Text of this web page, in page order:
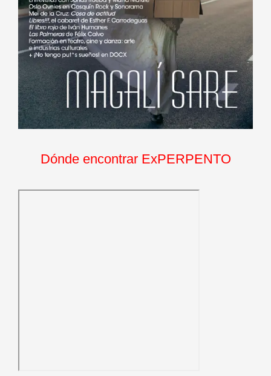
Dónde encontrar ExPERPENTO